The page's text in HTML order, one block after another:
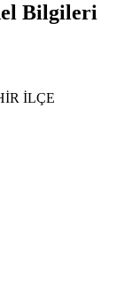
Bilgileri
İLÇE